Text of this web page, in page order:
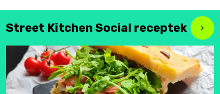
Street Kitchen Social receptek